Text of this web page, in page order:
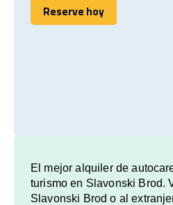
Reserve hoy
Reserve hoy
El mejor alquiler de
turismo en Slavonski Brod.
Slavonski Brod o al